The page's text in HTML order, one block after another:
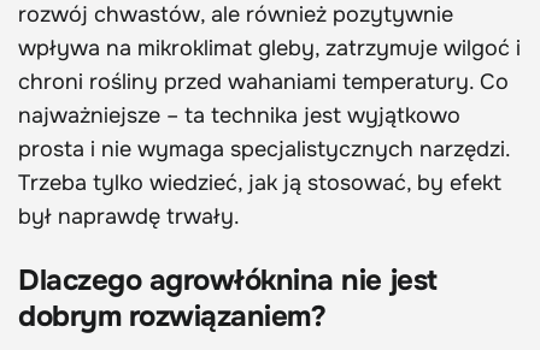
rozwój chwastów, ale również pozytywnie
wpływa na mikroklimat gleby, zatrzymuje wilgoć i
chroni rośliny przed wahaniami temperatury. Co
najważniejsze – ta technika jest wyjątkowo
prosta i nie wymaga specjalistycznych narzędzi.
Trzeba tylko wiedzieć, jak ją stosować, by efekt
był naprawdę trwały.
Dlaczego agrowłóknina nie jest
dobrym rozwiązaniem?